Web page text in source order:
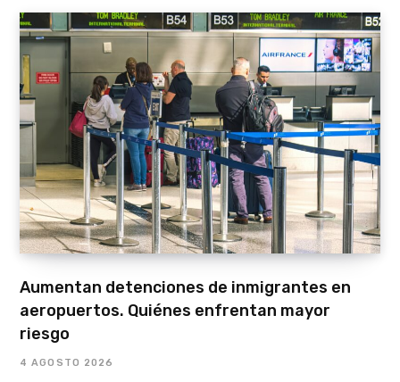
Aumentan detenciones de inmigrantes en
aeropuertos. Quiénes enfrentan mayor
riesgo
4 AGOSTO 2026